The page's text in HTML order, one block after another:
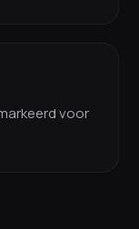
voor